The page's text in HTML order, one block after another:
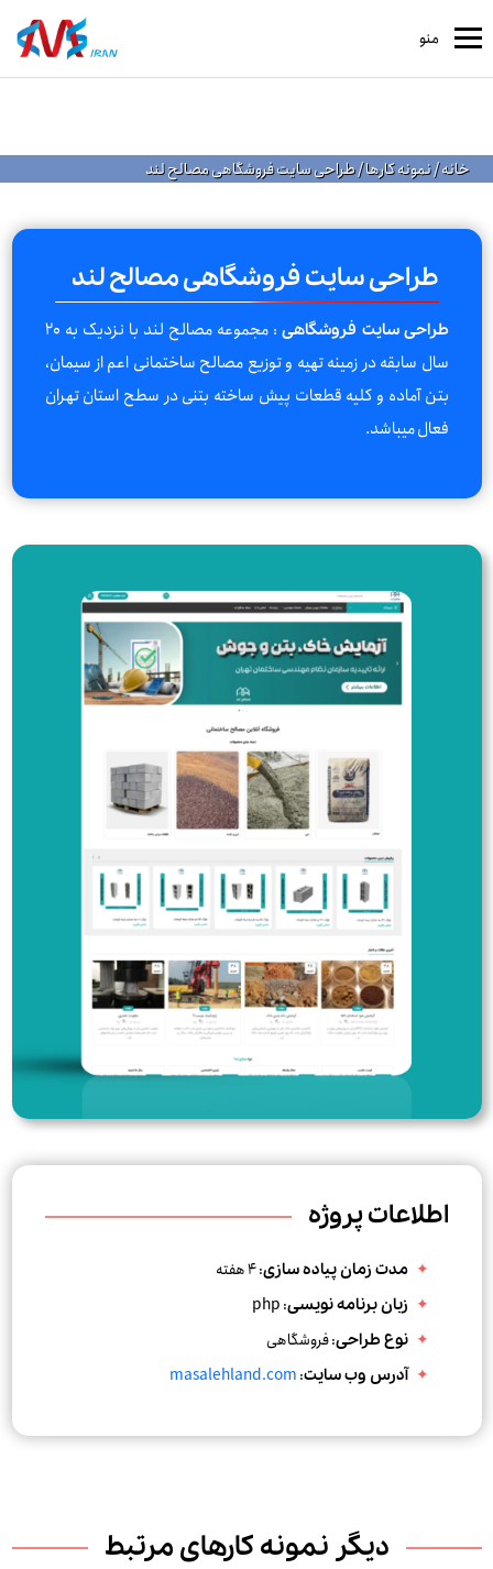
منو
خانه/نمونه کارها/طراحی سایت فروشگاهی مصالح لند
طراحی سایت فروشگاهی مصالح لند
طراحی سایت فروشگاهی
: مجموعه مصالح لند با نزدیک به 20
سال سابقه در زمینه تهیه و توزیع مصالح ساختمانی اعم از سیمان،
بتن آماده و کلیه قطعات پیش ساخته بتنی در سطح استان تهران
فعال میباشد.
اطلاعات پروژه
مدت زمان پیاده سازی: 4 هفته
زبان برنامه نویسی:
php
نوع طراحی: فروشگاهی
آدرس وب سایت:
masalehland.com
دیگر نمونه کارهای مرتبط